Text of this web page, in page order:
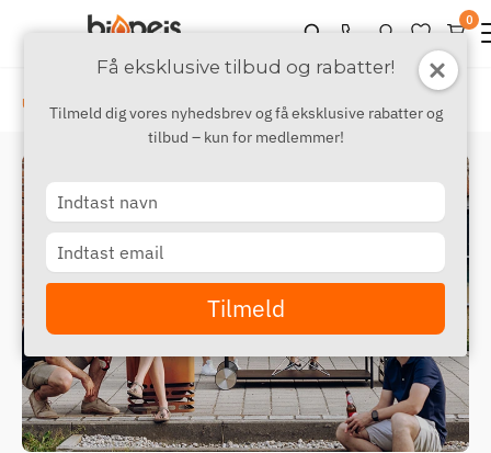
Få eksklusive tilbud og rabatter!
Tilmeld dig vores nyhedsbrev og få eksklusive rabatter og
tilbud – kun for medlemmer!
Type
your
name
Type
your
email
Tilmeld
0
Udendørs › Udendørs madlavning